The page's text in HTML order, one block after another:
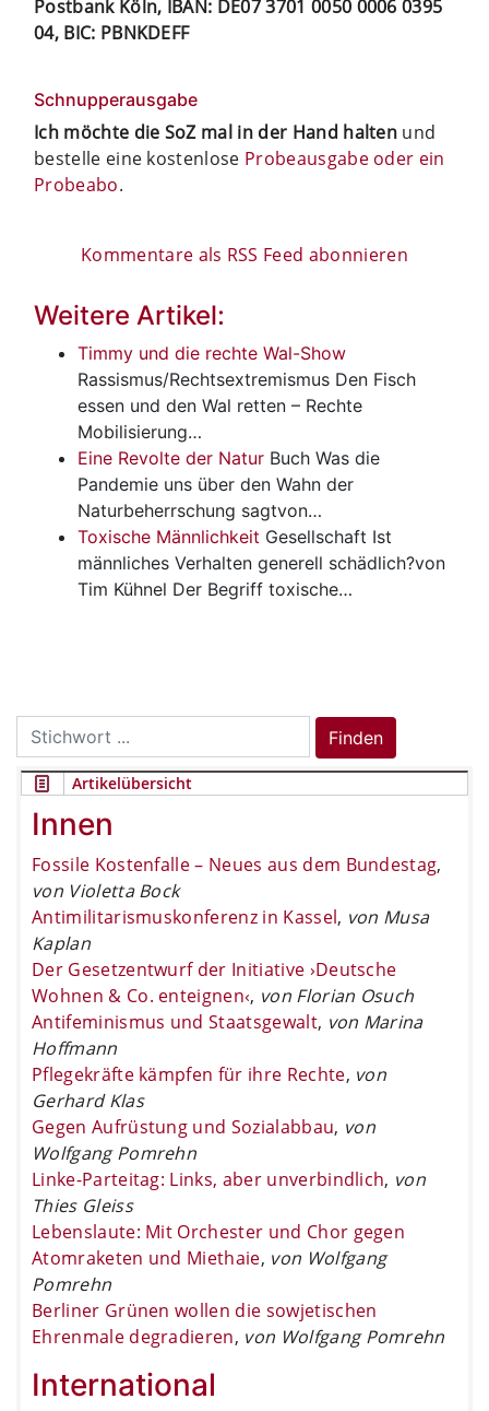
Postbank Köln, IBAN: DE07 3701 0050 0006 0395
04, BIC: PBNKDEFF
Schnupperausgabe
Ich möchte die SoZ mal in der Hand halten und
bestelle eine kostenlose Probeausgabe oder ein
Probeabo.
Kommentare als RSS Feed abonnieren
Weitere Artikel:
Timmy und die rechte Wal-Show
Rassismus/Rechtsextremismus Den Fisch
essen und den Wal retten – Rechte
Mobilisierung…
Eine Revolte der Natur Buch Was die
Pandemie uns über den Wahn der
Naturbeherrschung sagtvon…
Toxische Männlichkeit Gesellschaft Ist
männliches Verhalten generell schädlich?von
Tim Kühnel Der Begriff toxische…
Search
for:
Finden
Artikelübersicht
Innen
Fossile Kostenfalle – Neues aus dem Bundestag,
von Violetta Bock
Antimilitarismuskonferenz in Kassel, von Musa
Kaplan
Der Gesetzentwurf der Initiative ›Deutsche
Wohnen & Co. enteignen‹, von Florian Osuch
Antifeminismus und Staatsgewalt, von Marina
Hoffmann
Pflegekräfte kämpfen für ihre Rechte, von
Gerhard Klas
Gegen Aufrüstung und Sozialabbau, von
Wolfgang Pomrehn
Linke-Parteitag: Links, aber unverbindlich, von
Thies Gleiss
Lebenslaute: Mit Orchester und Chor gegen
Atomraketen und Miethaie, von Wolfgang
Pomrehn
Berliner Grünen wollen die sowjetischen
Ehrenmale degradieren, von Wolfgang Pomrehn
International